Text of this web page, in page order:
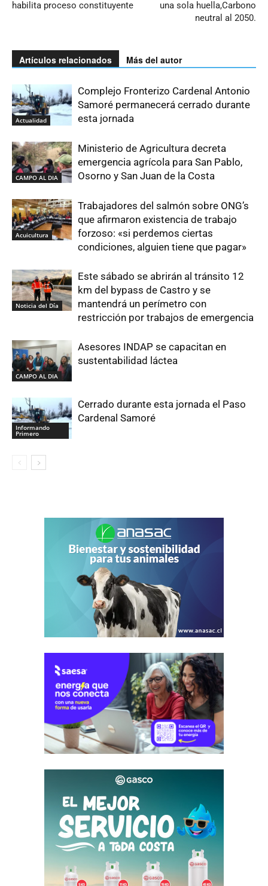
habilita proceso constituyente
una sola huella,Carbono
neutral al 2050.
Artículos relacionados Más del autor
Actualidad
Complejo Fronterizo Cardenal Antonio
Samoré permanecerá cerrado durante
esta jornada
CAMPO AL DIA
Ministerio de Agricultura decreta
emergencia agrícola para San Pablo,
Osorno y San Juan de la Costa
Acuicultura
Trabajadores del salmón sobre ONG’s
que afirmaron existencia de trabajo
forzoso: «si perdemos ciertas
condiciones, alguien tiene que pagar»
Noticia del Día
Este sábado se abrirán al tránsito 12
km del bypass de Castro y se
mantendrá un perímetro con
restricción por trabajos de emergencia
CAMPO AL DIA
Asesores INDAP se capacitan en
sustentabilidad láctea
Informando
Primero
Cerrado durante esta jornada el Paso
Cardenal Samoré